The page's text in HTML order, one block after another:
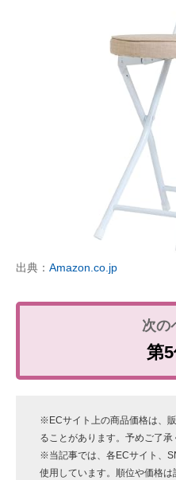
出典： Amazon.co.jp
第
※ECサイト上の商品価格は、
ることがあります。予めご了承
※当記事では、各ECサイト、
使用しています。順位や価格